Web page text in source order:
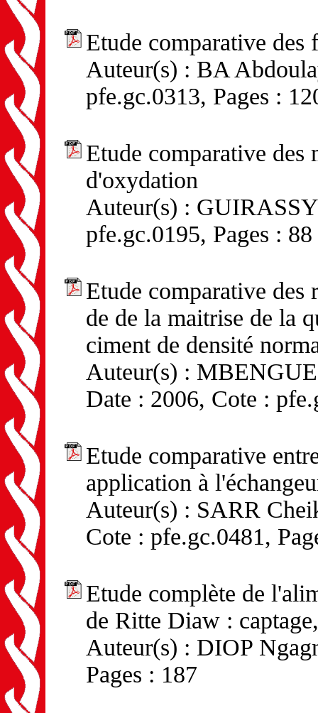
Etude comparative
Auteur(s) : BA
pfe.gc.0313, Pages :
Etude comparative des
d'oxydation
Auteur(s) :
pfe.gc.0195, Pages : 88
Etude comparative des
de de la maitrise de la
ciment de densité
Auteur(s) :
Date : 2006, Cote :
Etude comparative
application à
Auteur(s) : SARR
Cote : pfe.gc.0481,
Etude complète de
de Ritte Diaw :
Auteur(s) : DIOP
Pages : 187